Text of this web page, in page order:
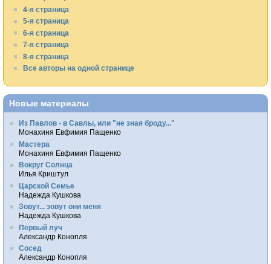
4-я страница
5-я страница
6-я страница
7-я страница
8-я страница
Все авторы на одной странице
Новые материалы
Из Павлов - в Савлы, или "не зная броду..."
Монахиня Евфимия Пащенко
Мастера
Монахиня Евфимия Пащенко
Вокруг Солнца
Илья Криштул
Царской Семье
Надежда Кушкова
Зовут... зовут они меня
Надежда Кушкова
Первый луч
Александр Конопля
Сосед
Александр Конопля